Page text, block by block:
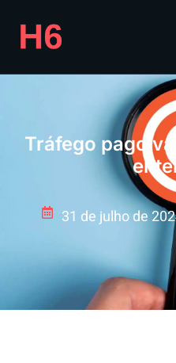
Tráfego pago
31 de julho de